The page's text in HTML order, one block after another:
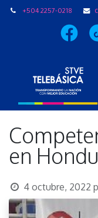
+504 2257-0218
en
4 octubre, 2022